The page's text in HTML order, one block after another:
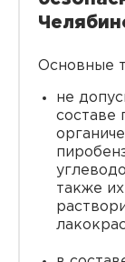
Основные
не
составе
также